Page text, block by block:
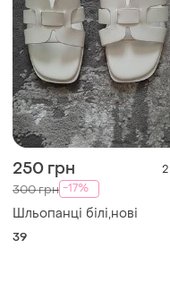
250 грн 2
300 грн -17%
Шльопанці білі,нові
39